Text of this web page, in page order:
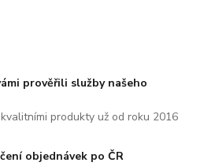
prověřili služby našeho
produkty už od roku 2016
objednávek po ČR